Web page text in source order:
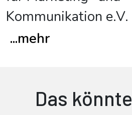
Kommunikation e.V.
...mehr
Das